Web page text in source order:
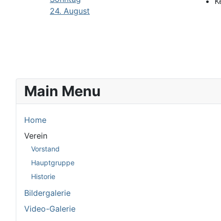
24. August
Main Menu
Home
Verein
Vorstand
Hauptgruppe
Historie
Bildergalerie
Video-Galerie